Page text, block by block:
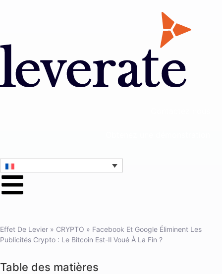
Effet De Levier » CRYPTO » Facebook Et Google Éliminent Les
Publicités Crypto : Le Bitcoin Est-Il Voué À La Fin ?
Table des matières